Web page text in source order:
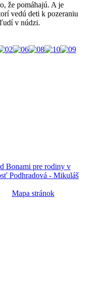
že pomáhajú. A je
vedú deti k pozeraniu
v núdzi.
Bonami pre rodiny v
Podhradová - Mikuláš
Mapa stránok